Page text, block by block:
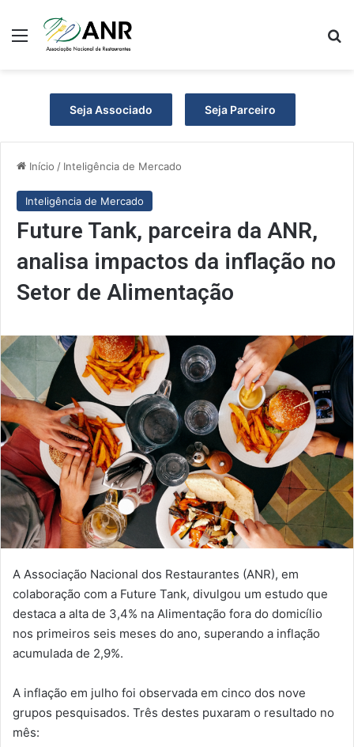
Menu
Seja Associado Seja Parceiro
Início / Inteligência de Mercado
Inteligência de Mercado
Future Tank, parceira da ANR,
analisa impactos da inflação no
Setor de Alimentação
A Associação Nacional dos Restaurantes (ANR), em
colaboração com a Future Tank, divulgou um estudo que
destaca a alta de 3,4% na Alimentação fora do domicílio
nos primeiros seis meses do ano, superando a inflação
acumulada de 2,9%.
A inflação em julho foi observada em cinco dos nove
grupos pesquisados. Três destes puxaram o resultado no
mês: